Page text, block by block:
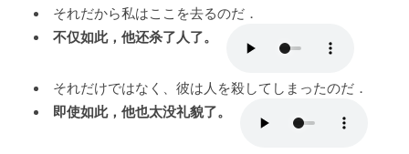
それだから私はここを去るのだ．
不仅如此，他还杀了人了。
それだけではなく、彼は人を殺してしまったのだ．
即使如此，他也太没礼貌了。